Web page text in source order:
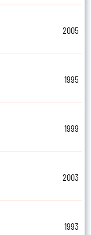
2005
1995
1999
2003
1993